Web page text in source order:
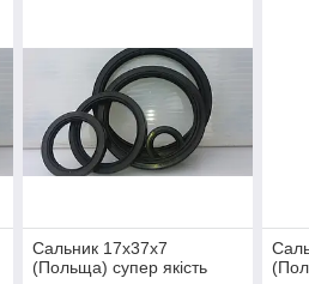
Сальник 17х37х7
(Польща) супер якість